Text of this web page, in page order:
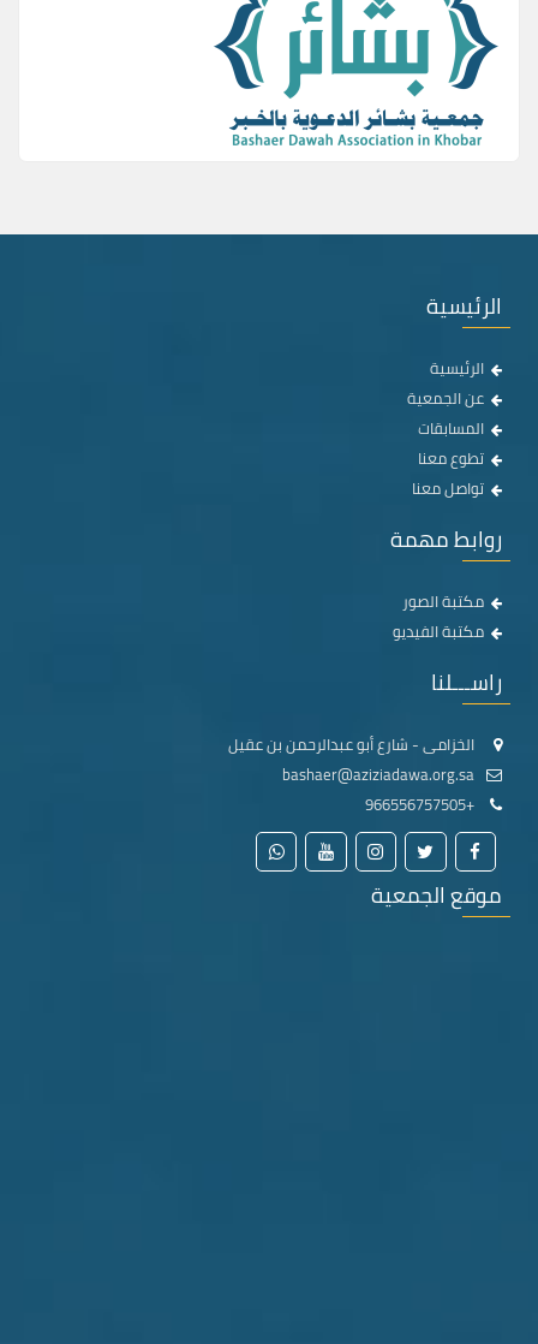
الرئيسية
الرئيسية
عن الجمعية
المسابقات
تطوع معنا
تواصل معنا
روابط مهمة
مكتبة الصور
مكتبة الفيديو
راســـلنا
الخزامى - شارع أبو عبدالرحمن بن عقيل
+966556757505
موقع الجمعية